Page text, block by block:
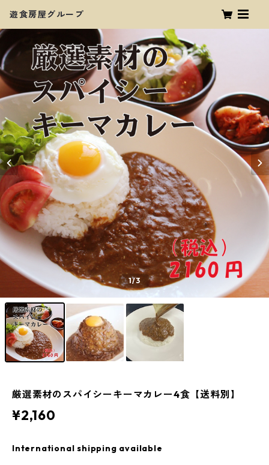
遊食房屋グループ
1/3
厳選素材のスパイシーキーマカレー4食【送料別】
¥2,160
International shipping available